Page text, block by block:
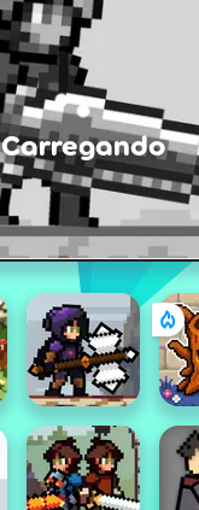
Carregando